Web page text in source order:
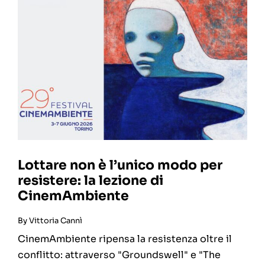
Lottare non è l’unico modo per
resistere: la lezione di
CinemAmbiente
ByVittoria Cannì
CinemAmbiente ripensa la resistenza oltre il
conflitto: attraverso "Groundswell" e "The